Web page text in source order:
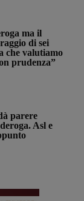
ma il
di sei
che valutiamo
prudenza”
parere
Asl e